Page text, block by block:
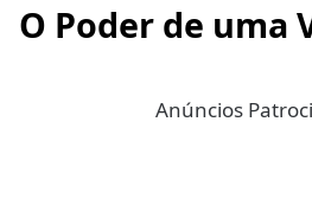
O Poder de uma
Anúncios